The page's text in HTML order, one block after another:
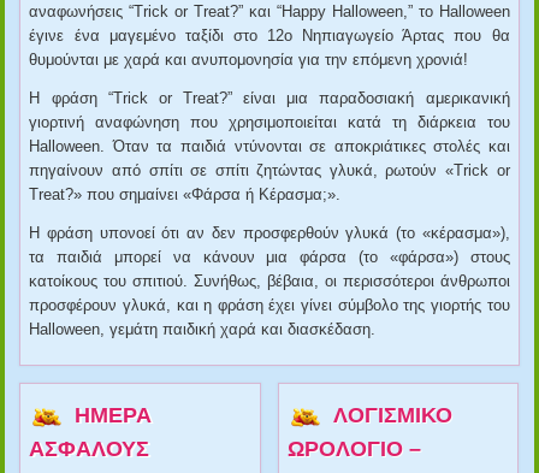
αναφωνήσεις “Trick or Treat?” και “Happy Halloween,” το Halloween
έγινε ένα μαγεμένο ταξίδι στο 12ο Νηπιαγωγείο Άρτας που θα
θυμούνται με χαρά και ανυπομονησία για την επόμενη χρονιά!
Η φράση “Trick or Treat?” είναι μια παραδοσιακή αμερικανική
γιορτινή αναφώνηση που χρησιμοποιείται κατά τη διάρκεια του
Halloween. Όταν τα παιδιά ντύνονται σε αποκριάτικες στολές και
πηγαίνουν από σπίτι σε σπίτι ζητώντας γλυκά, ρωτούν «Trick or
Treat?» που σημαίνει «Φάρσα ή Κέρασμα;».
Η φράση υπονοεί ότι αν δεν προσφερθούν γλυκά (το «κέρασμα»),
τα παιδιά μπορεί να κάνουν μια φάρσα (το «φάρσα») στους
κατοίκους του σπιτιού. Συνήθως, βέβαια, οι περισσότεροι άνθρωποι
προσφέρουν γλυκά, και η φράση έχει γίνει σύμβολο της γιορτής του
Halloween, γεμάτη παιδική χαρά και διασκέδαση.
ΗΜΕΡΑ
ΑΣΦΑΛΟΥΣ
ΛΟΓΙΣΜΙΚΟ
ΩΡΟΛΟΓΙΟ –